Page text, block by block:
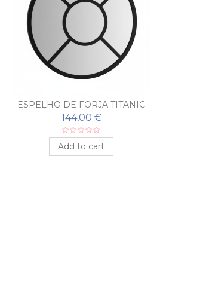
ESPELHO DE FORJA TITANIC
144,00 €
Add to cart